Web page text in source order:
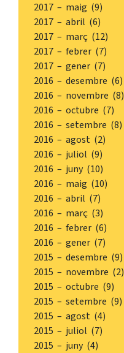
2017 – maig (9)
2017 – abril (6)
2017 – març (12)
2017 – febrer (7)
2017 – gener (7)
2016 – desembre (6)
2016 – novembre (8)
2016 – octubre (7)
2016 – setembre (8)
2016 – agost (2)
2016 – juliol (9)
2016 – juny (10)
2016 – maig (10)
2016 – abril (7)
2016 – març (3)
2016 – febrer (6)
2016 – gener (7)
2015 – desembre (9)
2015 – novembre (2)
2015 – octubre (9)
2015 – setembre (9)
2015 – agost (4)
2015 – juliol (7)
2015 – juny (4)